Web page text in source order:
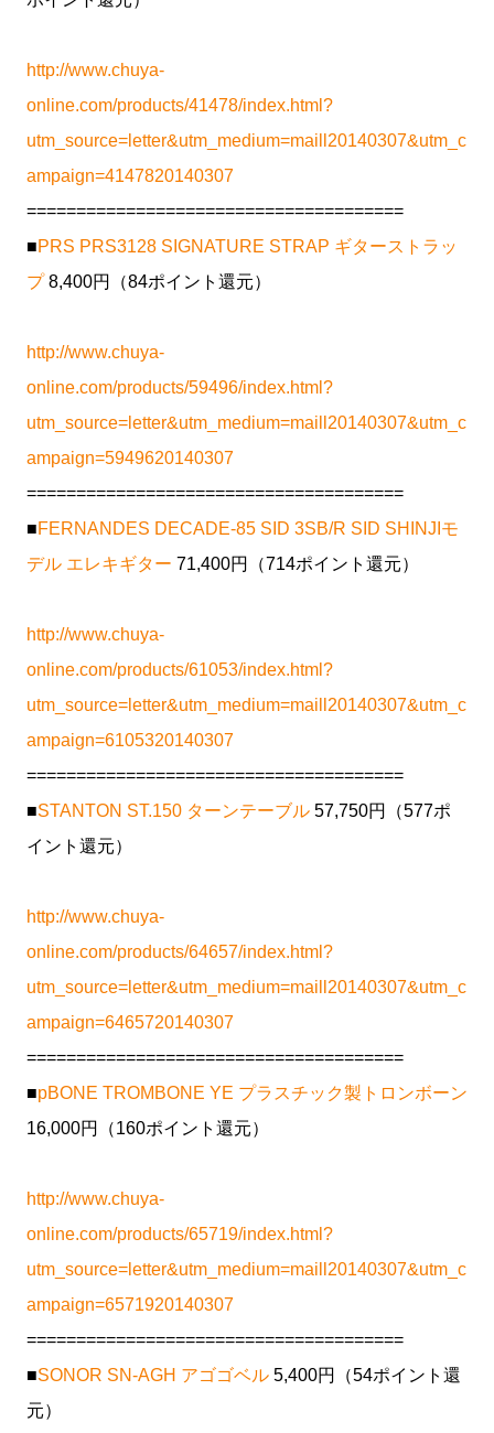
http://www.chuya-
online.com/products/41478/index.html?
utm_source=letter&utm_medium=maill20140307&utm_c
ampaign=4147820140307
======================================
■PRS PRS3128 SIGNATURE STRAP ギターストラッ
プ8,400円（84ポイント還元）
http://www.chuya-
online.com/products/59496/index.html?
utm_source=letter&utm_medium=maill20140307&utm_c
ampaign=5949620140307
======================================
■FERNANDES DECADE-85 SID 3SB/R SID SHINJIモ
デル エレキギター 71,400円（714ポイント還元）
http://www.chuya-
online.com/products/61053/index.html?
utm_source=letter&utm_medium=maill20140307&utm_c
ampaign=6105320140307
======================================
■STANTON ST.150 ターンテーブル 57,750円（577ポ
イント還元）
http://www.chuya-
online.com/products/64657/index.html?
utm_source=letter&utm_medium=maill20140307&utm_c
ampaign=6465720140307
======================================
■pBONE TROMBONE YE プラスチック製トロンボーン
16,000円（160ポイント還元）
http://www.chuya-
online.com/products/65719/index.html?
utm_source=letter&utm_medium=maill20140307&utm_c
ampaign=6571920140307
======================================
■SONOR SN-AGH アゴゴベル 5,400円（54ポイント還
元）